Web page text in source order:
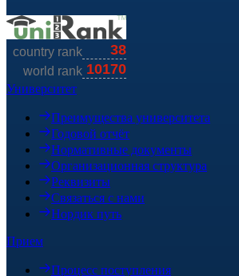
Университет
Преимущества университета
Годовой отчёт
Нормативные документы
Организационная структура
Реквизиты
Связаться с нами
Нордик путь
Прием
Процесс поступления